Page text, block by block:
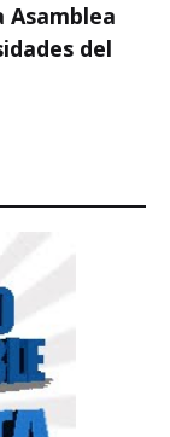
Asamblea
del